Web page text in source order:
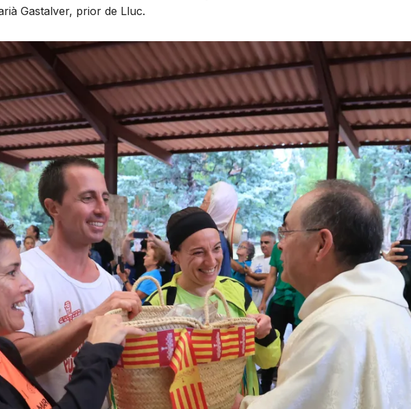
Gastalver, prior de Lluc.